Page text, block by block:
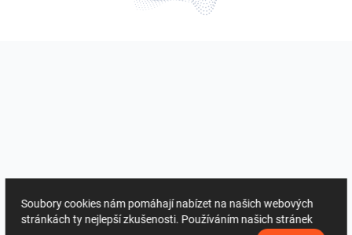
Soubory cookies nám pomáhají nabízet na našich webových
stránkách ty nejlepší zkušenosti. Používáním našich stránek